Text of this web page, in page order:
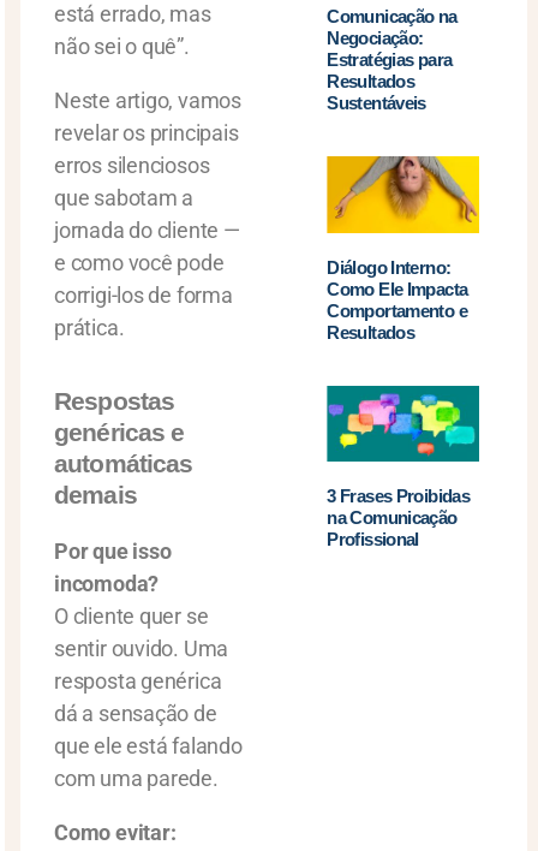
está errado, mas
não sei o quê”.
Neste artigo, vamos
revelar os principais
erros silenciosos
que sabotam a
jornada do cliente —
e como você pode
corrigi-los de forma
prática.
Respostas
genéricas e
automáticas
demais
Por que isso
incomoda?
O cliente quer se
sentir ouvido. Uma
resposta genérica
dá a sensação de
que ele está falando
com uma parede.
Como evitar:
Comunicação na
Negociação:
Estratégias para
Resultados
Sustentáveis
Diálogo Interno:
Como Ele Impacta
Comportamento e
Resultados
3 Frases Proibidas
na Comunicação
Profissional